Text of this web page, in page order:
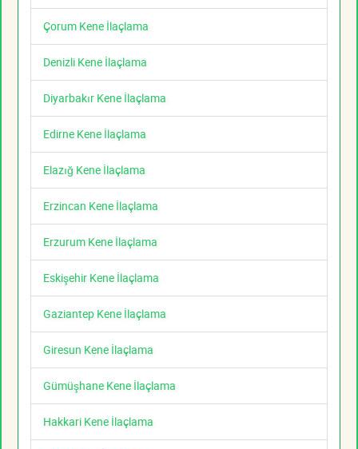
Çorum Kene İlaçlama
Denizli Kene İlaçlama
Diyarbakır Kene İlaçlama
Edirne Kene İlaçlama
Elazığ Kene İlaçlama
Erzincan Kene İlaçlama
Erzurum Kene İlaçlama
Eskişehir Kene İlaçlama
Gaziantep Kene İlaçlama
Giresun Kene İlaçlama
Gümüşhane Kene İlaçlama
Hakkari Kene İlaçlama